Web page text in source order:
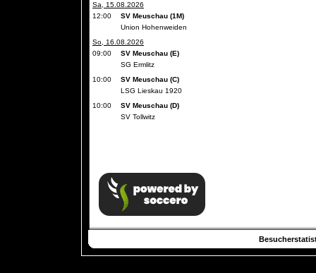
Sa, 15.08.2026
12:00
SV Meuschau (1M)
Union Hohenweiden
So, 16.08.2026
09:00
SV Meuschau (E)
SG Ermlitz
10:00
SV Meuschau (C)
LSG Lieskau 1920
10:00
SV Meuschau (D)
SV Tollwitz